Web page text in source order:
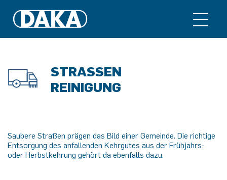
STRASSEN
REINIGUNG
Saubere Straßen prägen das Bild einer Gemeinde. Die richtige
Entsorgung des anfallenden Kehrgutes aus der Frühjahrs-
oder Herbstkehrung gehört da ebenfalls dazu.